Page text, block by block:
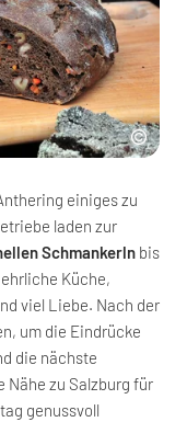
einiges zu
laden zur
Schmankerln bis
Küche,
viel Liebe. Nach der
um die Eindrücke
die nächste
Nähe zu Salzburg für
genussvoll